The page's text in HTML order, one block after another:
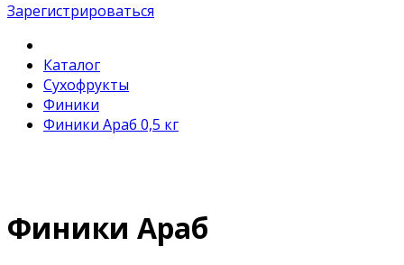
Зарегистрироваться
Каталог
Сухофрукты
Финики
Финики Араб 0,5 кг
Финики Араб